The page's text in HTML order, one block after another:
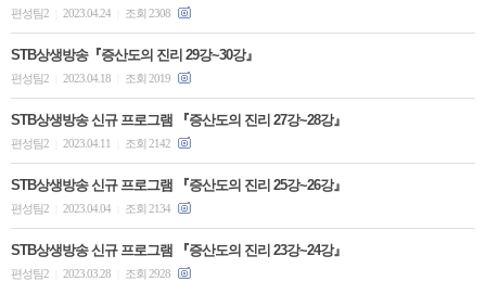
편성팀2 2023.04.24 조회 2308
STB상생방송『증산도의 진리 29강~30강』
편성팀2 2023.04.18 조회 2019
STB상생방송 신규 프로그램 『증산도의 진리 27강~28강』
편성팀2 2023.04.11 조회 2142
STB상생방송 신규 프로그램 『증산도의 진리 25강~26강』
편성팀2 2023.04.04 조회 2134
STB상생방송 신규 프로그램 『증산도의 진리 23강~24강』
편성팀2 2023.03.28 조회 2928